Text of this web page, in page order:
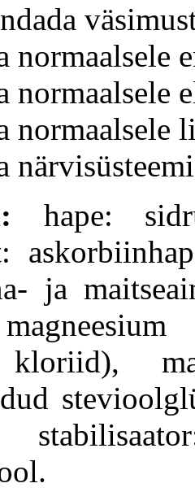
normaalsele
normaalsele
normaalsele
hape:
ja